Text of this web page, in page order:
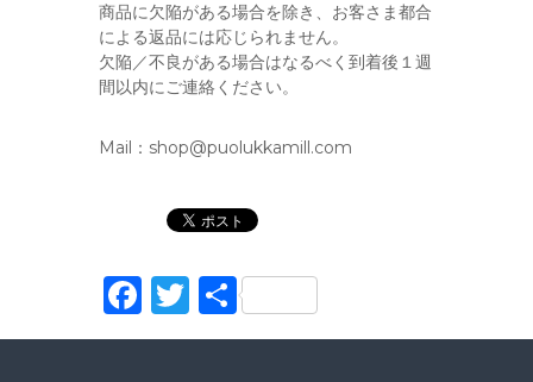
商品に欠陥がある場合を除き、お客さま都合
による返品には応じられません。
欠陥／不良がある場合はなるべく到着後１週
間以内にご連絡ください。
Mail：shop@puolukkamill.com
F
a
T
w
共
有